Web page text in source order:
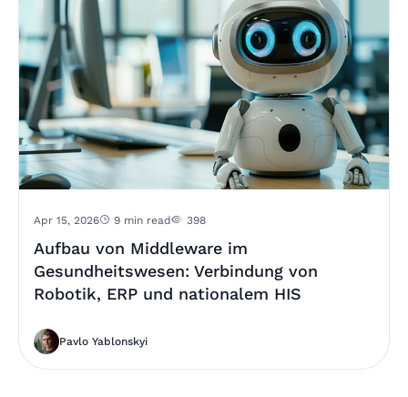
Apr 15, 2026 9 min read 398
Aufbau von Middleware im
Gesundheitswesen: Verbindung von
Robotik, ERP und nationalem HIS
Pavlo Yablonskyi